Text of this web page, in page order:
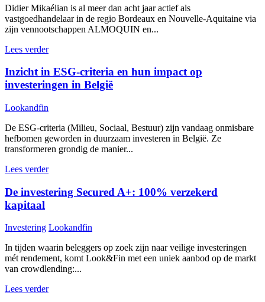
Didier Mikaélian is al meer dan acht jaar actief als
vastgoedhandelaar in de regio Bordeaux en Nouvelle-Aquitaine via
zijn vennootschappen ALMOQUIN en...
Lees verder
Inzicht in ESG-criteria en hun impact op
investeringen in België
Lookandfin
De ESG-criteria (Milieu, Sociaal, Bestuur) zijn vandaag onmisbare
hefbomen geworden in duurzaam investeren in België. Ze
transformeren grondig de manier...
Lees verder
De investering Secured A+: 100% verzekerd
kapitaal
Investering Lookandfin
In tijden waarin beleggers op zoek zijn naar veilige investeringen
mét rendement, komt Look&Fin met een uniek aanbod op de markt
van crowdlending:...
Lees verder